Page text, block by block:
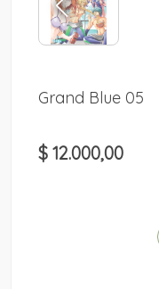
Grand Blue 05
$ 12.000,00